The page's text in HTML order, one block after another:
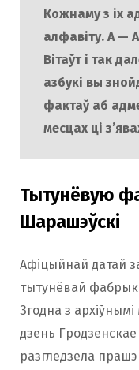
Кожнаму з іх
алфавіту. А —
Вітаўт і так
азбукі вы
фактаў аб
месцах ці
Тытунёвую
Шарашэўскі
Афіцыйнай датай
тытунёвай фабрыкі
Згодна з
дзень
разгледзела